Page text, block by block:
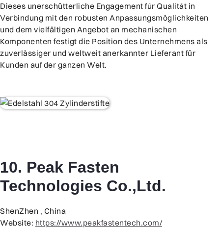
Dieses unerschütterliche Engagement für Qualität in
Verbindung mit den robusten Anpassungsmöglichkeiten
und dem vielfältigen Angebot an mechanischen
Komponenten festigt die Position des Unternehmens als
zuverlässiger und weltweit anerkannter Lieferant für
Kunden auf der ganzen Welt.
10. Peak Fasten
Technologies Co.,Ltd.
ShenZhen , China
Website: https://www.peakfastentech.com/